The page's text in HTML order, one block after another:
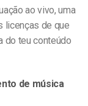
ao vivo, uma
licenças de que
do teu conteúdo
de música